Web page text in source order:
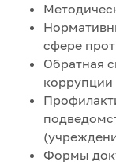
сфере
Обратная
коррупции
Формы